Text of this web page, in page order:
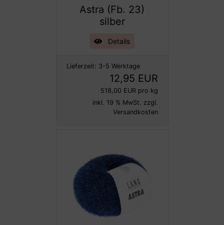
Astra (Fb. 23)
silber
Details
Lieferzeit: 3-5 Werktage
12,95 EUR
518,00 EUR pro kg
inkl. 19 % MwSt. zzgl.
Versandkosten